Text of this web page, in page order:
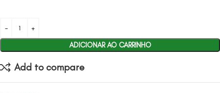
ADICIONAR AO CARRINHO
Add to compare